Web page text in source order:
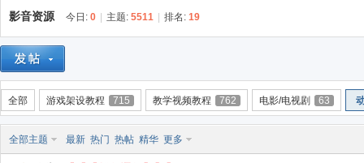
依 »
影音资源 今日: 0 主题: 5511 排名: 19
全部 游戏架设教程 715 教学视频教程 762 电影/电视剧 63
全部主题 最新 热门 热帖 精华 更多